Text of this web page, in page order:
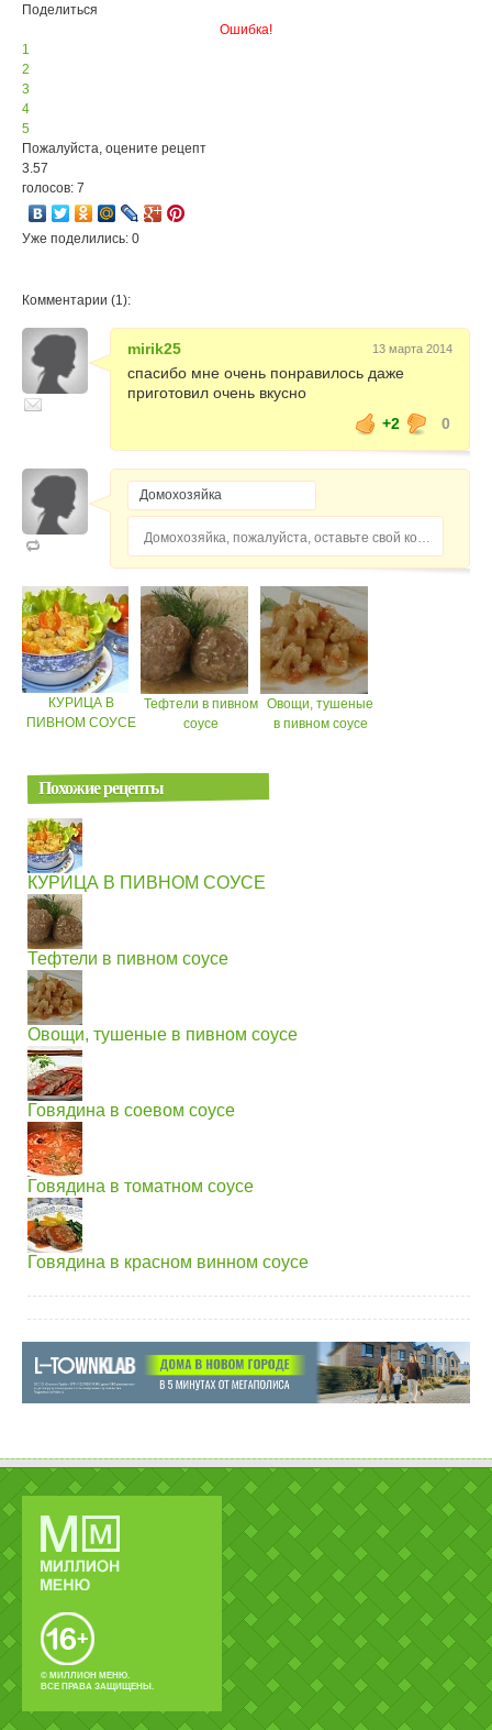
Поделиться
Ошибка!
1
2
3
4
5
Пожалуйста, оцените рецепт
3.57
голосов: 7
Уже поделились: 0
Комментарии (1):
mirik25 13 марта 2014
спасибо мне очень понравилось даже
приготовил очень вкусно
+2
0
КУРИЦА В
ПИВНОМ СОУСЕ
Тефтели в пивном
соусе
Овощи, тушеные
в пивном соусе
Похожие рецепты
КУРИЦА В ПИВНОМ СОУСЕ
Тефтели в пивном соусе
Овощи, тушеные в пивном соусе
Говядина в соевом соусе
Говядина в томатном соусе
Говядина в красном винном соусе
© МИЛЛИОН МЕНЮ.
ВСЕ ПРАВА ЗАЩИЩЕНЫ.